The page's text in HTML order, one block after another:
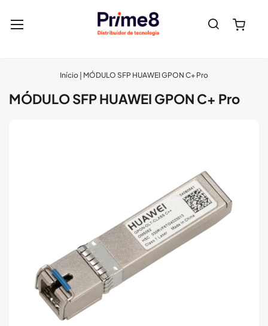
Pesquisa
Início MÓDULO SFP HUAWEI GPON C+ Pro
MÓDULO SFP HUAWEI GPON C+ Pro